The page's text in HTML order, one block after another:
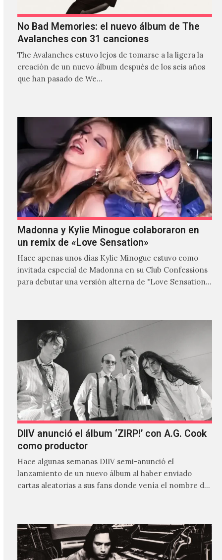
No Bad Memories: el nuevo álbum de The
Avalanches con 31 canciones
The Avalanches estuvo lejos de tomarse a la ligera la
creación de un nuevo álbum después de los seis años
que han pasado de We…
Madonna y Kylie Minogue colaboraron en
un remix de «Love Sensation»
Hace apenas unos días Kylie Minogue estuvo como
invitada especial de Madonna en su Club Confessions
para debutar una versión alterna de "Love Sensation",
DIIV anunció el álbum ‘ZIRP!’ con A.G. Cook
como productor
Hace algunas semanas DIIV semi-anunció el
lanzamiento de un nuevo álbum al haber enviado
cartas aleatorias a sus fans donde venía el nombre de